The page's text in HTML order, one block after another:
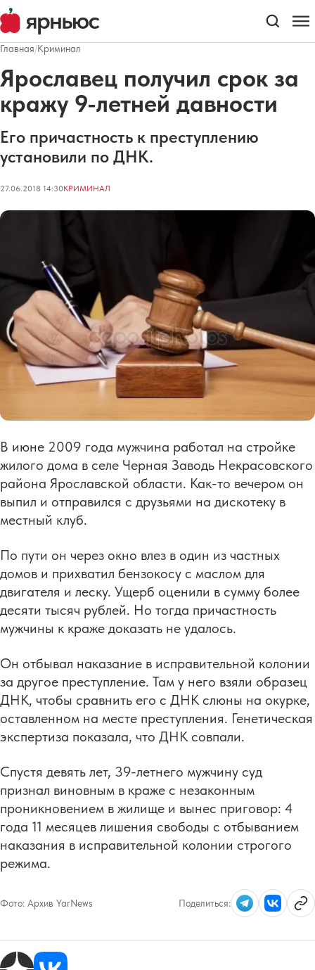
Главная/Криминал
Ярославец получил срок за
кражу 9-летней давности
Его причастность к преступлению
установили по ДНК.
27.06.2018 14:30КРИМИНАЛ
В июне 2009 года мужчина работал на стройке
жилого дома в селе Черная Заводь Некрасовского
района Ярославской области. Как-то вечером он
выпил и отправился с друзьями на дискотеку в
местный клуб.
По пути он через окно влез в один из частных
домов и прихватил бензокосу с маслом для
двигателя и леску. Ущерб оценили в сумму более
десяти тысяч рублей. Но тогда причастность
мужчины к краже доказать не удалось.
Он отбывал наказание в исправительной колонии
за другое преступление. Там у него взяли образец
ДНК, чтобы сравнить его с ДНК слюны на окурке,
оставленном на месте преступления. Генетическая
экспертиза показала, что ДНК совпали.
Спустя девять лет, 39-летнего мужчину суд
признал виновным в краже с незаконным
проникновением в жилище и вынес приговор: 4
года 11 месяцев лишения свободы с отбыванием
наказания в исправительной колонии строгого
режима.
Фото: Архив YarNews Поделиться: